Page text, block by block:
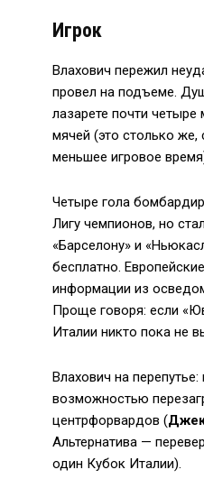
Игрок
Влахович пережил
провел на подъеме.
лазарете почти четыре
мячей (это столько
меньшее игровое
Четыре гола
Лигу чемпионов, но
«Барселону» и
бесплатно.
информации из
Проще говоря: если
Италии никто пока не
Влахович на
возможностью
центрфорвардов (
Альтернатива —
один Кубок Италии).